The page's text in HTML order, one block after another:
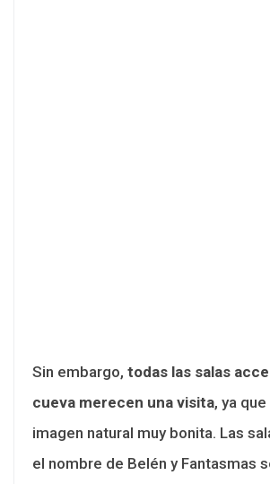
Sin embargo, todas las salas
cueva merecen una visita, ya
imagen natural muy bonita. Las
el nombre de Belén y Fantasmas